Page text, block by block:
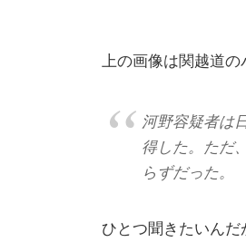
上の画像は関越道の
河野容疑者は
得した。ただ
らずだった。
ひとつ聞きたいん